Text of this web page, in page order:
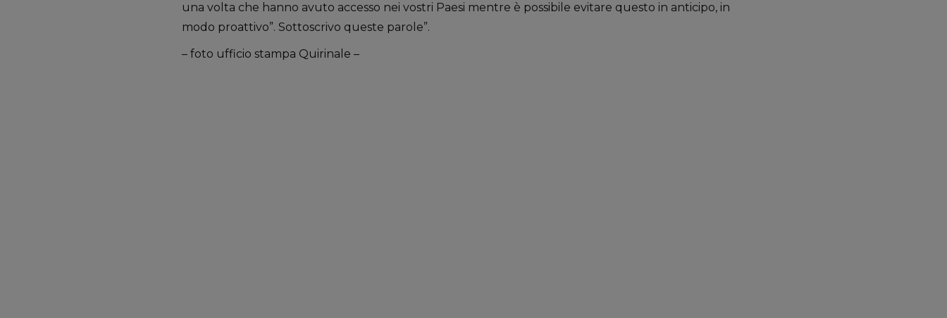
una volta che hanno avuto accesso nei vostri Paesi mentre è possibile evitare questo in anticipo, in
modo proattivo”. Sottoscrivo queste parole”.
– foto ufficio stampa Quirinale –